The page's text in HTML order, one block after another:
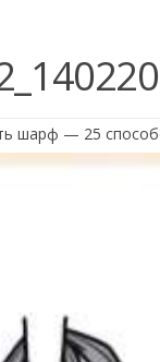
шарф — 25